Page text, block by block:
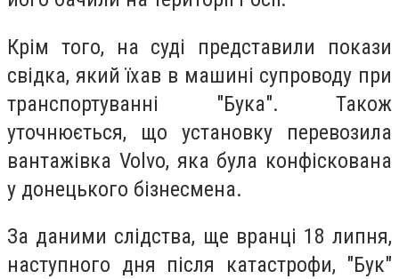
Крім того, на суді представили покази
свідка, який їхав в машині супроводу при
транспортуванні "Бука". Також
уточнюється, що установку перевозила
вантажівка Volvo, яка була конфіскована
у донецького бізнесмена.
За даними слідства, ще вранці 18 липня,
наступного дня після катастрофи, "Бук"